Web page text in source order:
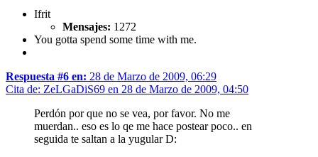
Ifrit
Mensajes: 1272
You gotta spend some time with me.
Respuesta #6 en: 28 de Marzo de 2009, 06:29
Cita de: ZeLGaDiS69 en 28 de Marzo de 2009, 04:50
Perdón por que no se vea, por favor. No me
muerdan.. eso es lo qe me hace postear poco.. en
seguida te saltan a la yugular D: